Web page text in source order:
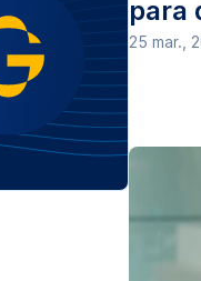
para
25 mar.,